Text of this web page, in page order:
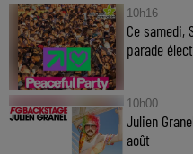
10h16
Ce samedi,
parade
10h00
Julien
août